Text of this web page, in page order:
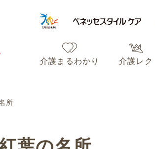
介護まるわかり 介護レク
介護まるわかり
所